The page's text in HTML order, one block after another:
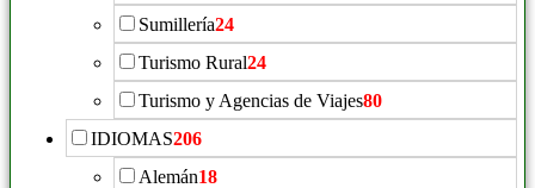
Sumillería24
Turismo Rural24
Turismo y Agencias de Viajes80
IDIOMAS206
Alemán18